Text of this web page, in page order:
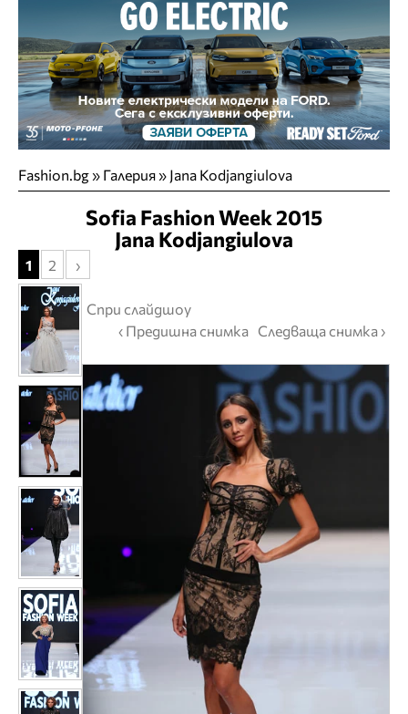
Fashion.bg» Галерия» Jana Kodjangiulova
Sofia Fashion Week 2015
Jana Kodjangiulova
Спри слайдшоу
‹ Предишна снимка Следваща снимка ›
1 2 ›